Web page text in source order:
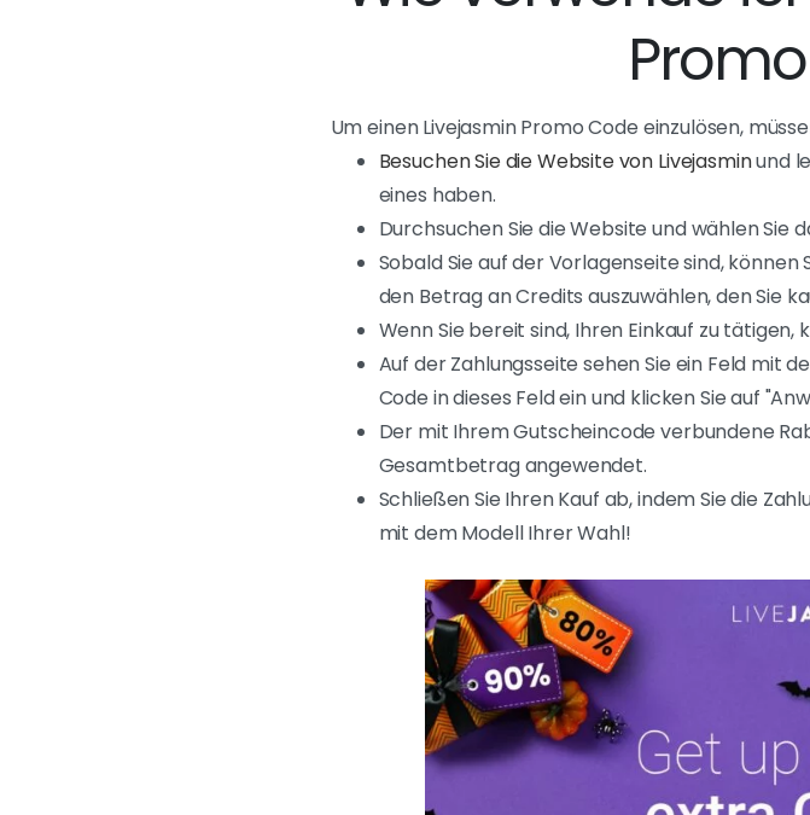
Um einen Livejasmin Promo Code einzulösen,
Besuchen Sie die Website von Livejasminund
eines haben.
Durchsuchen Sie die Website und wählen Sie
Sobald Sie auf der Vorlagenseite sind,
den Betrag an Credits auszuwählen, den Sie
Wenn Sie bereit sind, Ihren Einkauf zu
Auf der Zahlungsseite sehen Sie ein Feld mit
Code in dieses Feld ein und klicken Sie auf
Der mit Ihrem Gutscheincode verbundene
Gesamtbetrag angewendet.
Schließen Sie Ihren Kauf ab, indem Sie die
mit dem Modell Ihrer Wahl!